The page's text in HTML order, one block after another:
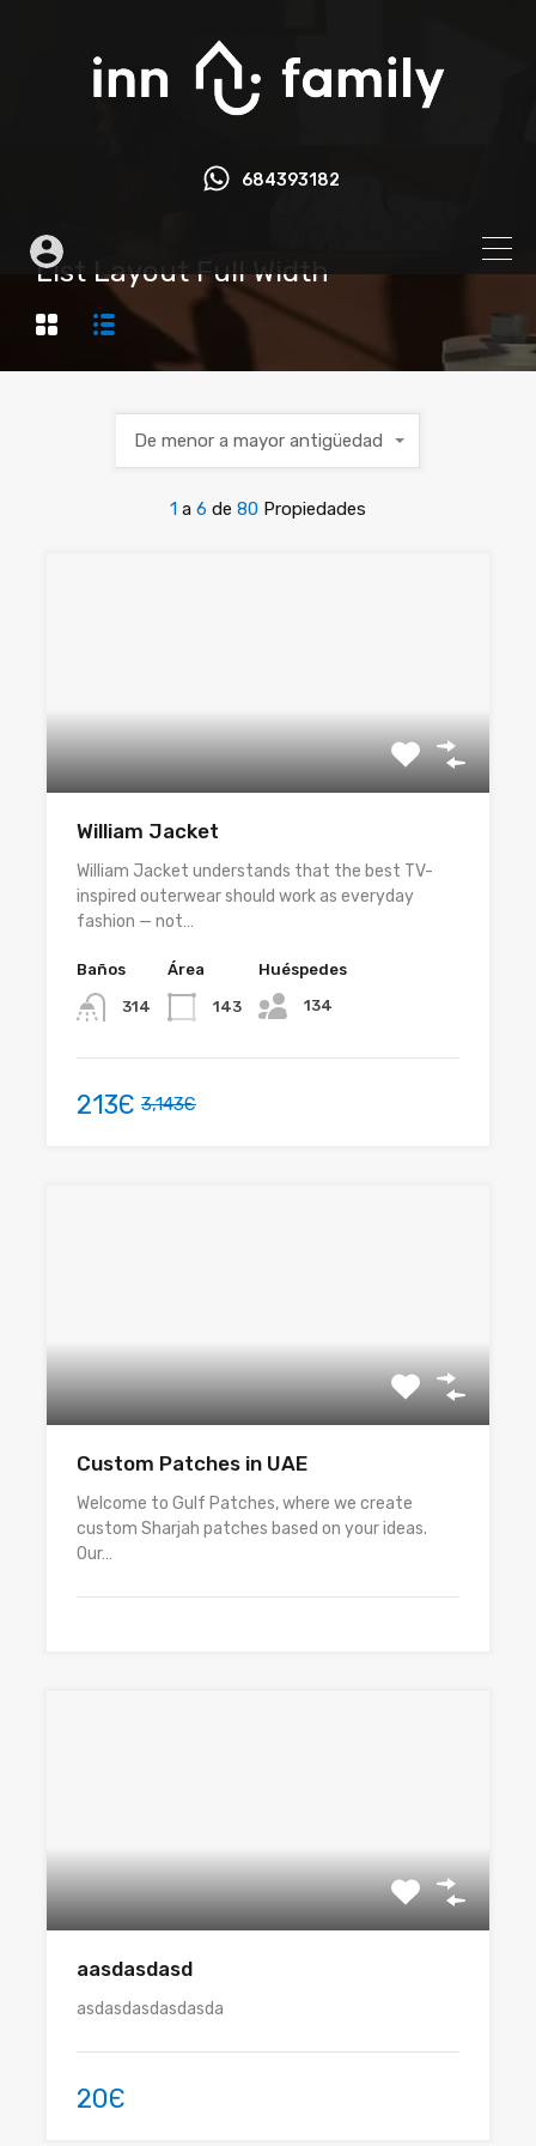
684393182
List Layout Full Width
1 a 6 de 80 Propiedades
De menor a mayor antigüedad
William Jacket
William Jacket understands that the best TV-
inspired outerwear should work as everyday
fashion — not…
Baños
314
Área
143
Huéspedes
134
213Є 3,143Є
Custom Patches in UAE
Welcome to Gulf Patches, where we create
custom Sharjah patches based on your ideas.
Our…
aasdasdasd
asdasdasdasdasda
20Є